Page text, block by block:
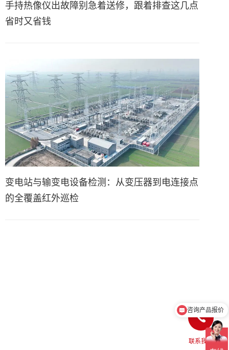
手持热像仪出故障别急着送修，跟着排查这几点
省时又省钱
变电站与输变电设备检测：从变压器到电连接点
的全覆盖红外巡检
联系我们
介绍下热像仪产品
咨询产品报价